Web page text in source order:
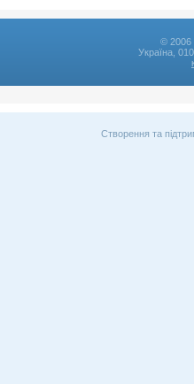
© 2006
Україна,
Створення та